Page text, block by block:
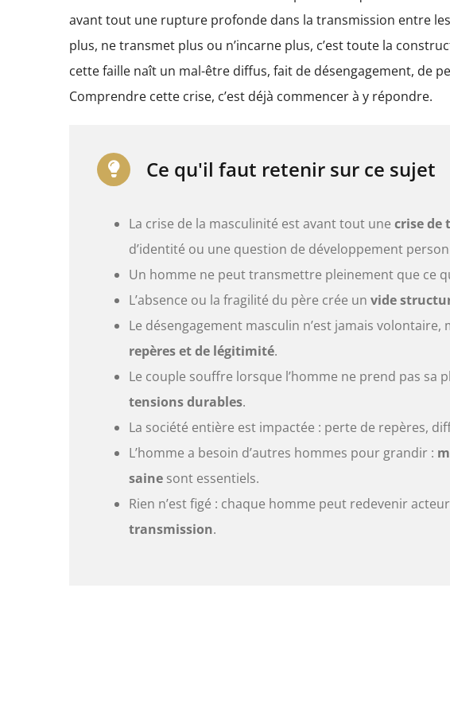
avant tout une rupture profonde dans la transmission entre
plus, ne transmet plus ou n’incarne plus, c’est toute la
cette faille naît un mal-être diffus, fait de désengagement, de
Comprendre cette crise, c’est déjà commencer à y répondre.
Ce qu'il faut retenir sur ce sujet
La crise de la masculinité est avant tout une crise de
d’identité ou une question de développement
Un homme ne peut transmettre pleinement que ce
L’absence ou la fragilité du père crée un vide
Le désengagement masculin n’est jamais volontaire,
repères et de légitimité.
Le couple souffre lorsque l’homme ne prend pas sa
tensions durables.
La société entière est impactée : perte de repères,
L’homme a besoin d’autres hommes pour grandir :
sainesont essentiels.
Rien n’est figé : chaque homme peut redevenir
transmission.